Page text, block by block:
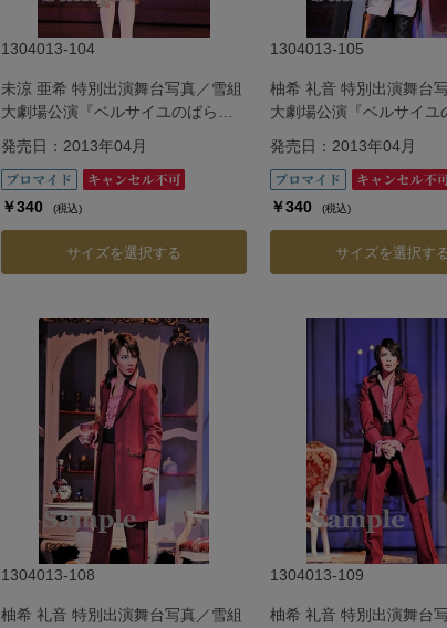
1304013-104
未涼 亜希 特別出演舞台写真／雪組
大劇場公演『ベルサイユのばら』
―フェルゼン編―
発売日：2013年04月
￥340 (税込)
サイズを選択する
1304013-105
柚希 礼音 特別出演舞台
大劇場公演『ベルサイユ
―フェルゼン編―
発売日：2013年04月
￥340 (税込)
サイズを選択する
1304013-108
柚希 礼音 特別出演舞台写真／雪組
1304013-109
柚希 礼音 特別出演舞台